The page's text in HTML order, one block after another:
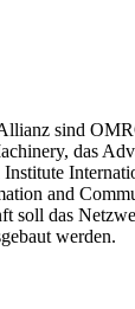
sind
das
Institute
and
soll das
werden.